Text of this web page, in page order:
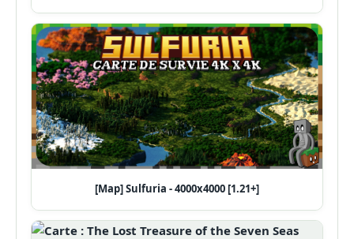
[Map] Sulfuria - 4000x4000 [1.21+]